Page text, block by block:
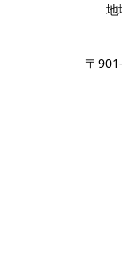
地
〒